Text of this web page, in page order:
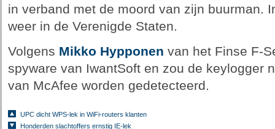
in verband met de moord van zijn buurman.
weer in de Verenigde Staten.
Volgens Mikko Hypponen van het Finse F-
spyware van IwantSoft en zou de keylogger
van McAfee worden gedetecteerd.
UPC dicht WPS-lek in WiFi-routers klanten
Honderden slachtoffers ernstig IE-lek